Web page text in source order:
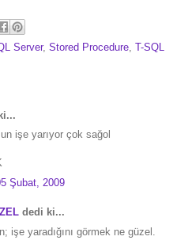
Server, Stored Procedure T-SQL
işe yarıyor çok sağol
Şubat, 2009
dedi ki...
işe yaradığını görmek ne güzel.